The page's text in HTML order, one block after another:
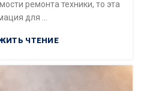
ремонта техники, то эта
для ...
ЧТЕНИЕ